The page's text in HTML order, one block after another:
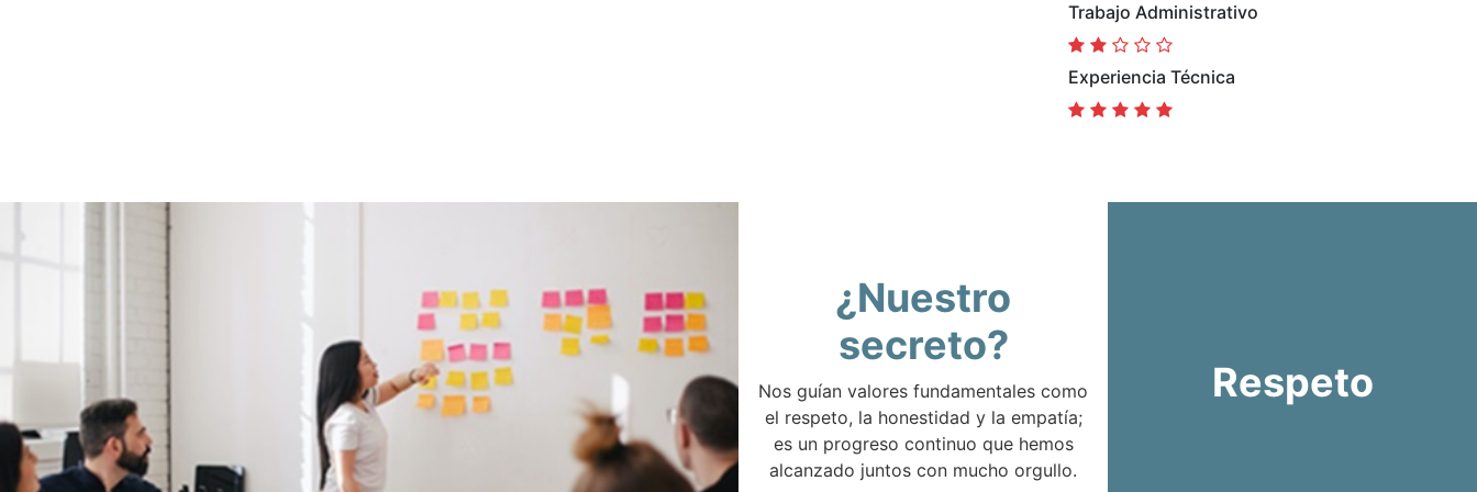
Trabajo Administrativo
Experiencia Técnica
¿Nuestro
secreto?
Nos guían valores fundamentales como
el respeto, la honestidad y la empatía;
es un progreso continuo que hemos
alcanzado juntos con mucho orgullo.
Respeto